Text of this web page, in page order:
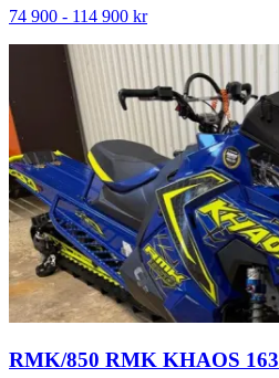
74 900 - 114 900 kr
RMK/850 RMK KHAOS 163